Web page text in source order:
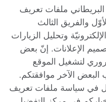
YouTube
TikTok
ملفات تعريف
والفريق الثالث
وتحليل الزيارات
الإعلانات. إنّ بعض
لتشغيل الموقع
البعض الآخر موافقتكم.
في سياسة ملفات تعريف